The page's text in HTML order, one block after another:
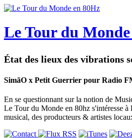
Le Tour du
État des lieux des vibrations
SimãO x Petit Guerrier pour Radio
En se questionnant sur la notion de
Le Tour du Monde en 80hz s'intéresse
musical, des producteurs & artistes